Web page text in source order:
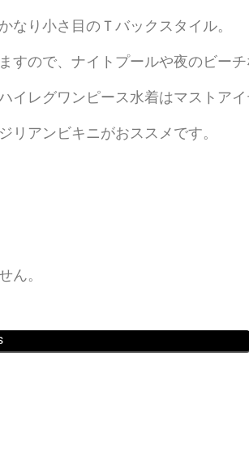
り小さ目のＴバックスタイル。
ので、ナイトプールや夜のビーチ
レグワンピース水着はマストアイ
アンビキニがおススメです。
ん。